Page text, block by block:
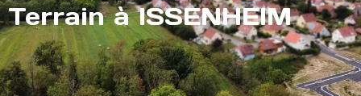
Terrain à ISSENHEIM